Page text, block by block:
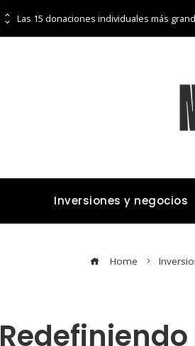
Inversiones y negocios
Home